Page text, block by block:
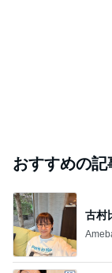
おすすめの記
古村